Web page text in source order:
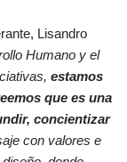
Lisandro
Humano y el
estamos
que es una
concientizar
con valores e